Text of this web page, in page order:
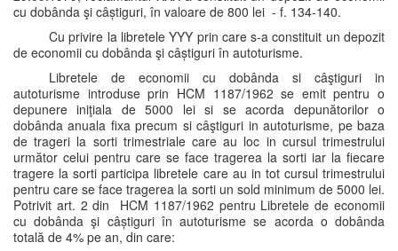
cu dobânda şi câștiguri, în valoare de 800 lei - f. 134-140.
Cu privire la libretele YYY prin care s-a constituit un depozit
de economii cu dobânda şi câștiguri în autoturisme.
Libretele de economii cu dobânda si câştiguri in
autoturisme introduse prin HCM 1187/1962 se emit pentru o
depunere iniţiala de 5000 lei si se acorda depunătorilor o
dobânda anuala fixa precum si câştiguri in autoturisme, pe baza
de trageri la sorti trimestriale care au loc in cursul trimestrului
următor celui pentru care se face tragerea la sorti iar la fiecare
tragere la sorti participa libretele care au in tot cursul trimestrului
pentru care se face tragerea la sorti un sold minimum de 5000 lei.
Potrivit art. 2 din HCM 1187/1962 pentru Libretele de economii
cu dobânda şi câștiguri în autoturisme se acorda o dobânda
totală de 4% pe an, din care: